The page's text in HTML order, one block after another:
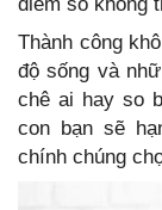
Thành công
độ sống và
chê ai hay so
con bạn sẽ
chính chúng